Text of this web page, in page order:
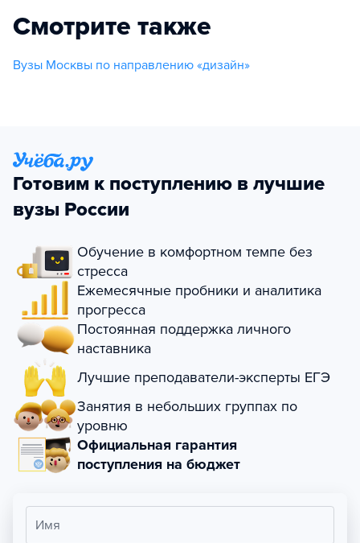
Смотрите также
Вузы Москвы по направлению «дизайн»
Готовим к поступлению в лучшие
вузы России
Обучение в комфортном темпе без
стресса
Ежемесячные пробники и аналитика
прогресса
Постоянная поддержка личного
наставника
Лучшие преподаватели-эксперты ЕГЭ
Занятия в небольших группах по
уровню
Официальная гарантия
поступления на бюджет
Имя